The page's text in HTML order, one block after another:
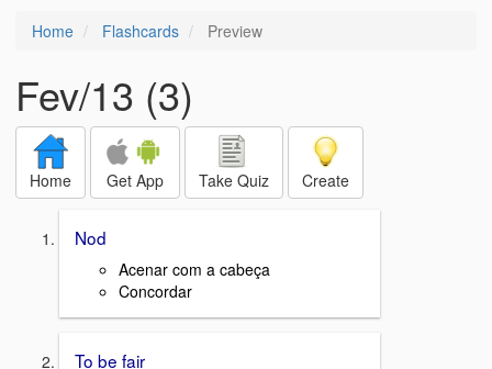
Home Flashcards Preview
Fev/13 (3)
Home Get App Take Quiz Create
Nod
Acenar com a cabeça
Concordar
To be fair